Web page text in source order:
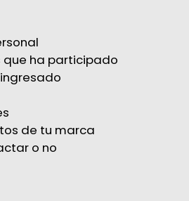
que ha participado
de tu marca
o no